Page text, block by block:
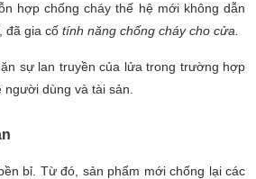
hợp chống cháy thế hệ mới không dẫn
đã gia cố tính năng chống cháy cho cửa.
sự lan truyền của lửa trong trường hợp
dùng và tài sản.
bỉ. Từ đó, sản phẩm mới chống lại các